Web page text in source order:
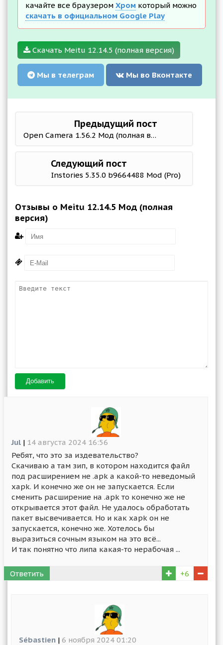
качайте все браузером Хром который можно
скачать в официальном Google Play
Скачать Meitu 12.14.5 (полная версия)
Мы в телеграм Мы во Вконтакте
Предыдущий пост
Open Camera 1.56.2 Мод (полная версия)
Следующий пост
Instories 5.35.0 b9664488 Mod (Pro)
Отзывы о Meitu 12.14.5 Мод (полная
версия)
Добавить
Jul | 14 августа 2024 16:56
Ребят, что это за издевательство?
Скачиваю а там зип, в котором находится файл
под расширением не .apk а какой-то неведомый
xapk. И конечно же он не запускается. Если
сменить расширение на .apk то конечно же не
открывается этот файл. Не удалось обработать
пакет высвечивается. Но и как xapk он не
запускается, конечно же. Хотелось бы
выразиться сочным языком на это всё...
И так понятно что липа какая-то нерабочая ...
Ответить +6
Sébastien | 6 ноября 2024 01:20